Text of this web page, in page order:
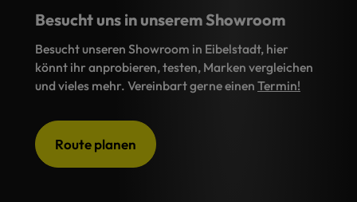
Besucht uns in unserem Showroom
Besucht unseren Showroom in Eibelstadt, hier
könnt ihr anprobieren, testen, Marken vergleichen
und vieles mehr. Vereinbart gerne einen Termin!
Route planen